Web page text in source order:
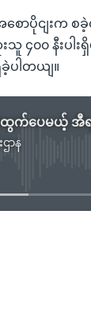
ာပိုငျးက စခဲ့
၀၀ နီးပါးရှိ
ပါတယျ။
ာန
source